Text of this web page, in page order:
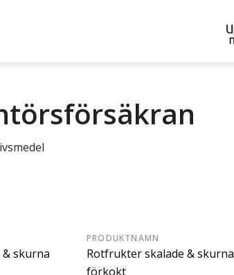
skurna
PRODUKTNAMN
Rotfrukter skalade & skurna
förkokt